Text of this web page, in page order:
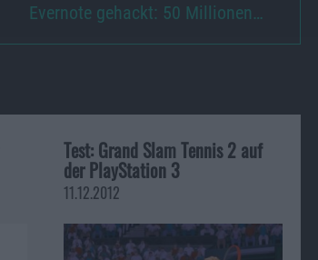
Evernote gehackt: 50 Millionen…
Test: Grand Slam Tennis 2 auf
der PlayStation 3
11.12.2012